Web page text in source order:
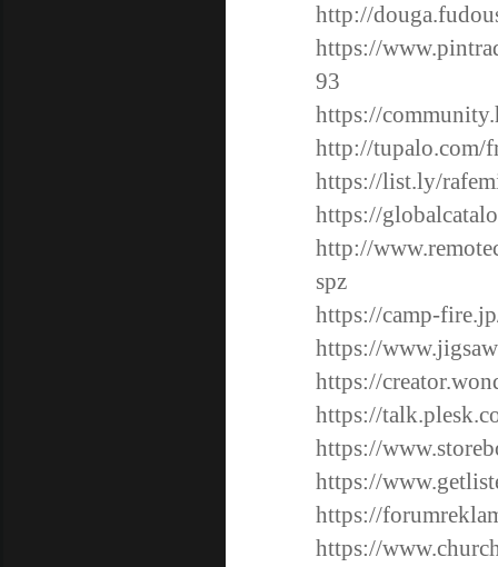
http://
https://
93
https://
http://tupalo.com/
https://list.ly/
https://
http://
spz
https://camp-
https://
https://
https://
https://
https://
https://
https://